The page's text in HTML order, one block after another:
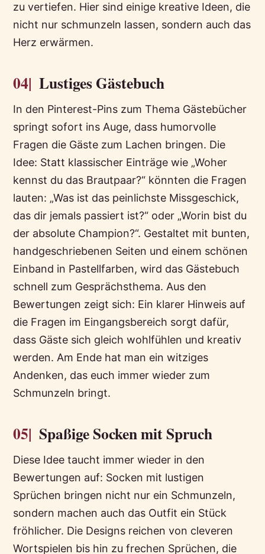
zu vertiefen. Hier sind einige kreative Ideen, die
nicht nur schmunzeln lassen, sondern auch das
Herz erwärmen.
04| Lustiges Gästebuch
In den Pinterest-Pins zum Thema Gästebücher
springt sofort ins Auge, dass humorvolle
Fragen die Gäste zum Lachen bringen. Die
Idee: Statt klassischer Einträge wie „Woher
kennst du das Brautpaar?“ könnten die Fragen
lauten: „Was ist das peinlichste Missgeschick,
das dir jemals passiert ist?“ oder „Worin bist du
der absolute Champion?“. Gestaltet mit bunten,
handgeschriebenen Seiten und einem schönen
Einband in Pastellfarben, wird das Gästebuch
schnell zum Gesprächsthema. Aus den
Bewertungen zeigt sich: Ein klarer Hinweis auf
die Fragen im Eingangsbereich sorgt dafür,
dass Gäste sich gleich wohlfühlen und kreativ
werden. Am Ende hat man ein witziges
Andenken, das euch immer wieder zum
Schmunzeln bringt.
05| Spaßige Socken mit Spruch
Diese Idee taucht immer wieder in den
Bewertungen auf: Socken mit lustigen
Sprüchen bringen nicht nur ein Schmunzeln,
sondern machen auch das Outfit ein Stück
fröhlicher. Die Designs reichen von cleveren
Wortspielen bis hin zu frechen Sprüchen, die